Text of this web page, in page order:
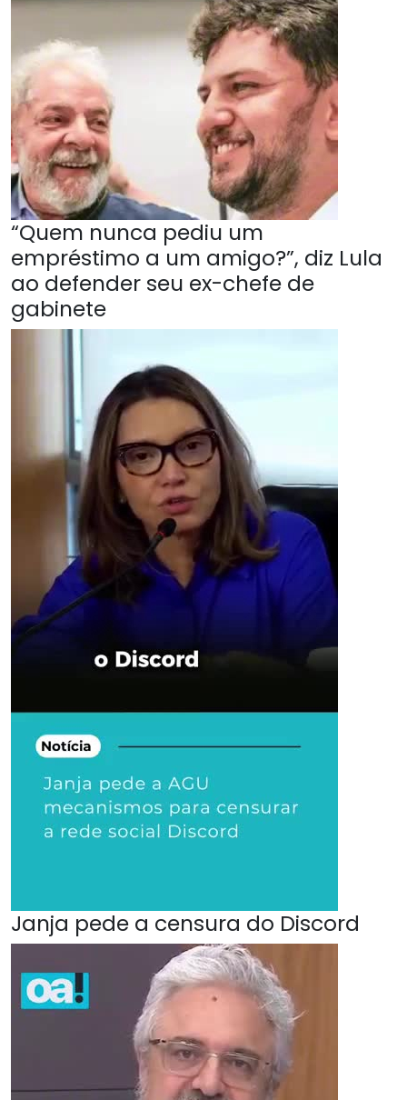
“Quem nunca pediu um
empréstimo a um amigo?”, diz Lula
ao defender seu ex-chefe de
gabinete
Janja pede a censura do Discord